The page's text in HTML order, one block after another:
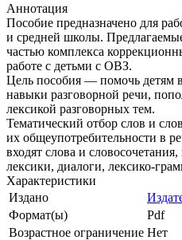
Аннотация
Пособие предназначено для
и средней школы.
частью комплекса
работе с детьми с ОВЗ.
Цель пособия — помочь детям
навыки разговорной речи,
лексикой разговорных тем.
Тематический отбор слов и
их общеупотребительности в
входят слова и
лексики, диалоги, лексико-
Характеристики
Издано
Формат(ы)
Pdf
Возрастное ограничение Нет